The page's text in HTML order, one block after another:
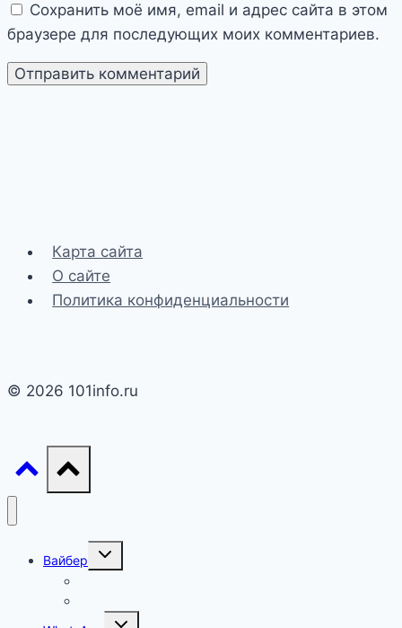
Сохранить моё имя, email и адрес сайта в этом
браузере для последующих моих комментариев.
Карта сайта
О сайте
Политика конфиденциальности
© 2026 101info.ru
Вайбер
Переключить
Переключить